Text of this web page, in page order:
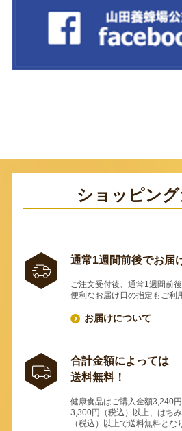
ショッピン
通常1週間前後でお届
ご注文受付後、通常1週間前
便利なお届け日の指定もご利
お届けについて
合計金額によっては
送料無料！
健康食品はご購入金額3,240
3,300円（税込）以上、はち
（税込）以上で送料無料とな